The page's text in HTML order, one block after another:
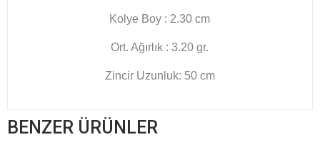
Kolye Boy : 2.30 cm
Ort. Ağırlık : 3.20 gr.
Zincir Uzunluk: 50 cm
BENZER ÜRÜNLER